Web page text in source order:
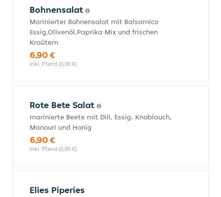
Bohnensalat
Marinierter Bohnensalat mit Balsamico
Essig,Olivenöl,Paprika Mix und frischen
Kraütern
6,90 €
inkl. Pfand (0,00 €)
Rote Bete Salat
marinierte Beete mit Dill, Essig, Knoblauch,
Manouri und Honig
6,90 €
inkl. Pfand (0,00 €)
Elies Piperies